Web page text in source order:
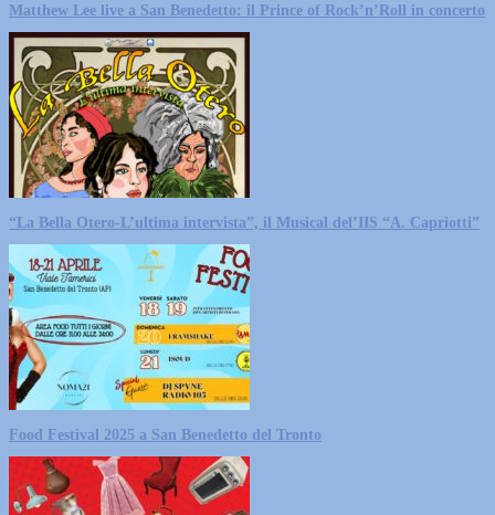
Matthew Lee live a San Benedetto: il Prince of Rock’n’Roll in concerto
“La Bella Otero-L’ultima intervista”, il Musical del’IIS “A. Capriotti”
Food Festival 2025 a San Benedetto del Tronto